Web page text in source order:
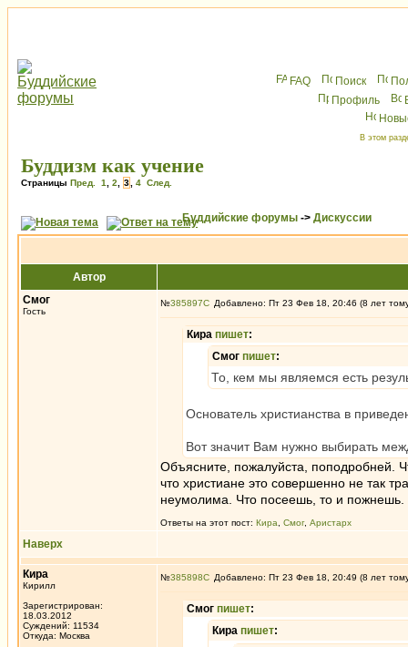
FAQ Поиск
Профиль
В этом
Буддизм как учение
Страницы Пред. 1 2 3 4 След.
Буддийские форумы -> Дискуссии
Автор
Смог
Гость
№385897 Добавлено: Пт 23 Фев 18, 20:46 (8 лет
Кира пишет:
Смог пишет:
То, кем мы являемся есть
Основатель христианства в
Вот значит Вам нужно выбирать
Объясните, пожалуйста, поподробней.
что христиане это совершенно не так
неумолима. Что посеешь, то и пожнешь.
Ответы на этот пост: Кира Смог, Аристарх
Наверх
Кира
Кирилл
Зарегистрирован:
18.03.2012
Суждений: 11534
Откуда: Москва
№385898 Добавлено: Пт 23 Фев 18, 20:49 (8 лет
Смог пишет:
Кира пишет: